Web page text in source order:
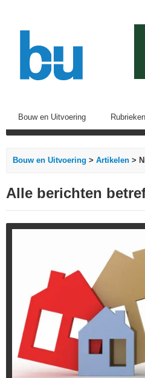
Bouw en Uitvoering Rubrieken
Bouw en Uitvoering > Artikelen >
Alle berichten